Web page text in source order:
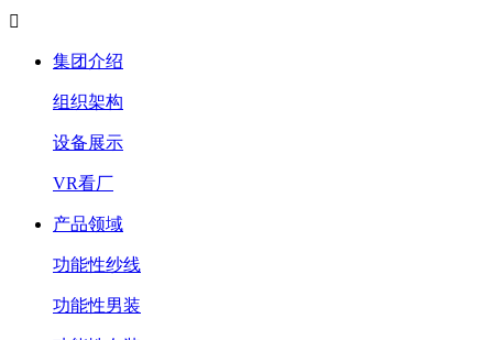

集团介绍
组织架构
设备展示
VR看厂
产品领域
功能性纱线
功能性男装